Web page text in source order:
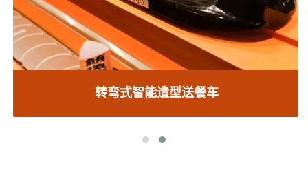
转弯式智能造型送餐车